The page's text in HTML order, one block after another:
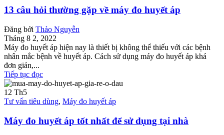
13 câu hỏi thường gặp về máy đo huyết áp
Đăng bởi Thảo Nguyễn
Tháng 8 2, 2022
Máy đo huyết áp hiện nay là thiết bị không thể thiếu với các bệnh
nhân mắc bệnh về huyết áp. Cách sử dụng máy đo huyết áp khá
đơn giản,...
Tiếp tục đọc
12 Th5
Tư vấn tiêu dùng, Máy đo huyết áp
Máy đo huyết áp tốt nhất để sử dụng tại nhà